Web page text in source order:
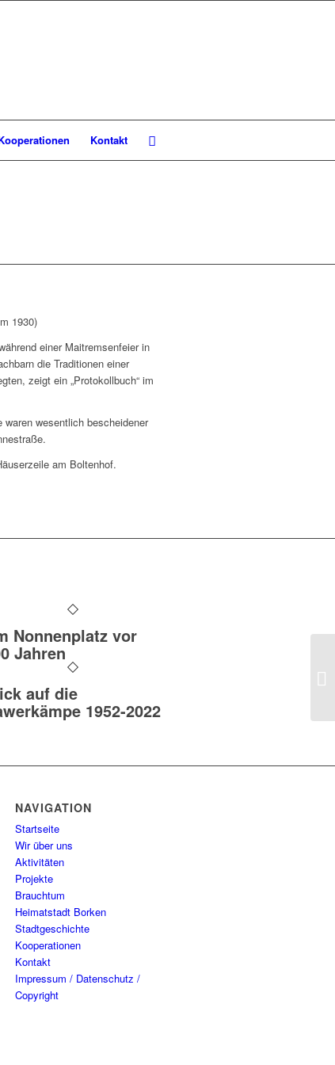
Kontakt
1930)
einer Maitremsenfeier in
die Traditionen einer
zeigt ein „Protokollbuch“ im
wesentlich bescheidener
am Boltenhof.
Nonnenplatz vor
Jahren
auf die
1952-2022
NAVIGATION
Startseite
Wir über uns
Aktivitäten
Projekte
Brauchtum
Heimatstadt Borken
Stadtgeschichte
Kooperationen
Kontakt
Impressum / Datenschutz /
Copyright